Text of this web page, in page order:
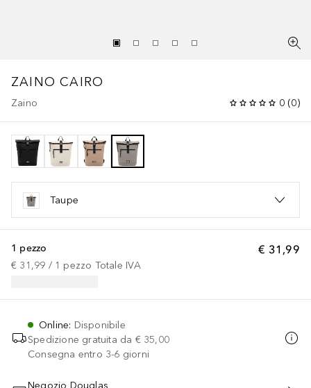
ZAINO CAIRO
Zaino 0 (0)
Taupe
€ 31,99
1 pezzo
€ 31,99 / 1 pezzo Totale IVA
Online: Disponibile
Spedizione gratuita da € 35,00
Consegna entro 3-6 giorni
Negozio Douglas